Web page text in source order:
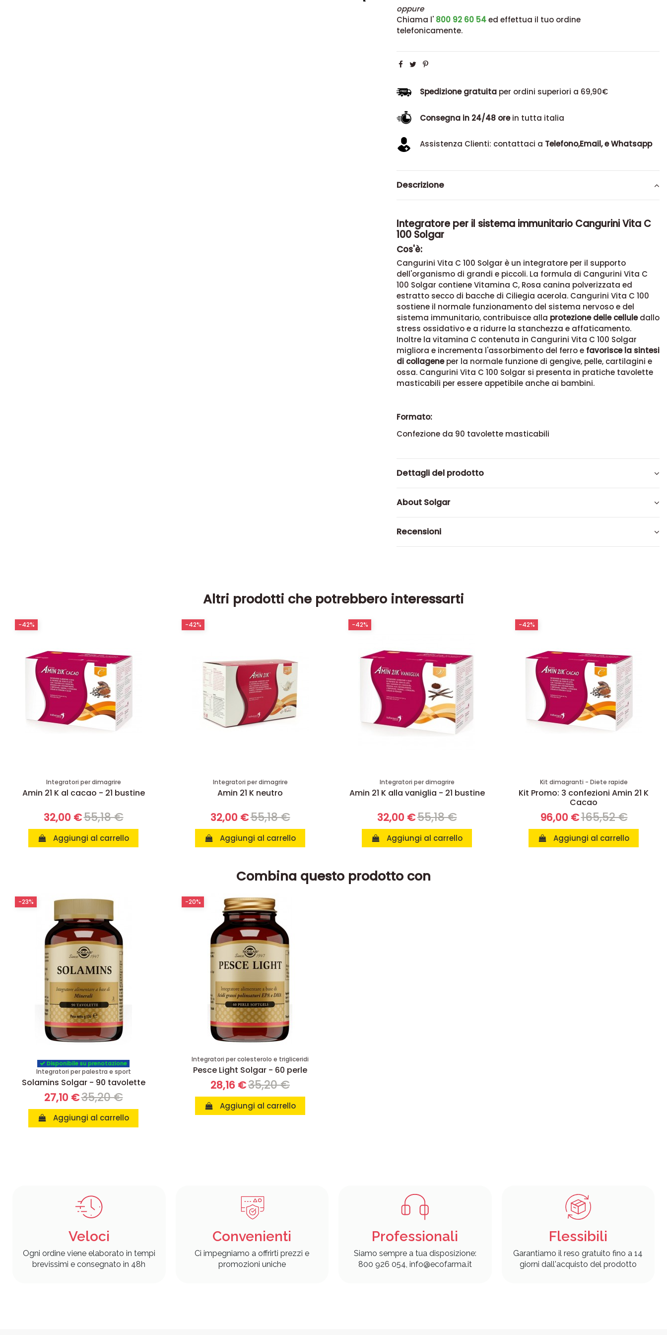
oppure
Chiama l' 800 92 60 54ed effettua il tuo ordine
telefonicamente.
Spedizione gratuitaper ordini superiori a 69,90€
Consegna in 24/48 orein tutta italia
Assistenza Clienti: contattaci a Telefono,Email, e Whatsapp
Descrizione
Integratore per il sistema immunitario Cangurini Vita C
100 Solgar
Cos'è:
Cangurini Vita C 100 Solgar è un integratore per il supporto
dell'organismo di grandi e piccoli. La formula di Cangurini Vita C
100 Solgar contieneVitamina C, Rosa canina polverizzata ed
estratto secco di bacche di Ciliegia acerola. Cangurini Vita C 100
sostiene il normale funzionamento del sistema nervoso e del
sistema immunitario, contribuisce alla protezione delle celluledallo
stress ossidativo e a ridurre la stanchezza e affaticamento.
Inoltre la vitamina C contenuta in Cangurini Vita C 100 Solgar
migliora e incrementa l'assorbimento del ferro e favorisce la sintesi
di collageneper la normale funzione di gengive, pelle, cartilagini e
ossa. Cangurini Vita C 100 Solgar si presenta in pratiche tavolette
masticabili per essere appetibile anche ai bambini.
Formato:
Confezione da 90 tavolette masticabili
Dettagli del prodotto
About Solgar
Recensioni
Altri prodotti che potrebbero interessarti
Integratori per dimagrire
Amin 21 K al cacao - 21 bustine
32,00 €55,18 €
Aggiungi al carrello
-42%
Integratori per dimagrire
Amin 21 K neutro
32,00 €55,18 €
Aggiungi al carrello
-42%
Integratori per dimagrire
Amin 21 K alla vaniglia - 21 bustine
32,00 €55,18 €
Aggiungi al carrello
-42%
Kit dimagranti - Diete rapide
Kit Promo: 3 confezioni Amin 21 K
Cacao
96,00 €165,52 €
Aggiungi al carrello
-42%
Combina questo prodotto con
Disponibile su prenotazione
Integratori per palestra e sport
Solamins Solgar - 90 tavolette
27,10 €35,20 €
Aggiungi al carrello
-23%
Integratori per colesterolo e trigliceridi
Pesce Light Solgar - 60 perle
28,16 €35,20 €
Aggiungi al carrello
-20%
Veloci
Ogni ordine viene elaborato in tempi
brevissimi e consegnato in 48h
Convenienti
Ci impegniamo a offrirti prezzi e
promozioni uniche
Professionali
Siamo sempre a tua disposizione:
800 926 054, info@ecofarma.it
Flessibili
Garantiamo il reso gratuito fino a 14
giorni dall'acquisto del prodotto